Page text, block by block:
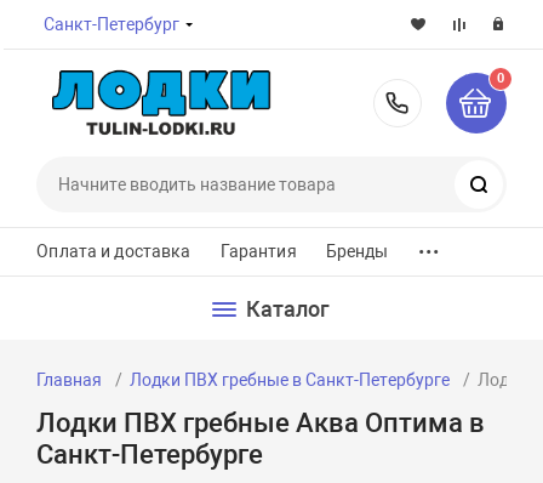
Санкт-Петербург
8-800-
0
Оплата и доставка Гарантия Бренды ...
Каталог
Главная Лодки ПВХ гребные в Санкт-Петербурге Лодки
Лодки ПВХ гребные Аква Оптима в
Санкт-Петербурге